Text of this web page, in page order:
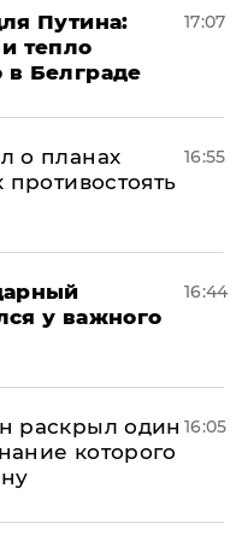
Путина:
тепло
в Белграде
17:07
о планах
16:55
у важного
16:44
раскрыл один
которого
16:05